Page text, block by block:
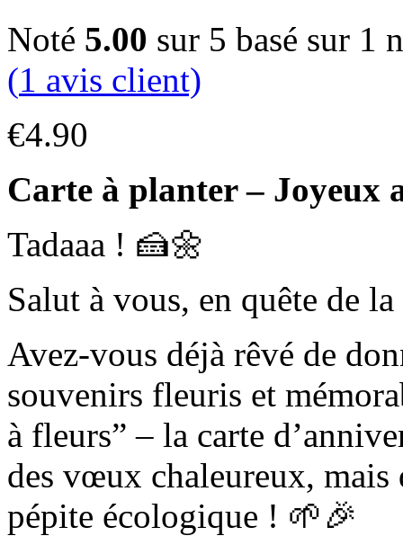
Noté 5.00 sur 5 basé sur 1
(1 avis client)
€4.90
Carte à planter – Joyeux
Tadaaa ! 🍰🌼
Salut à vous, en quête de
Avez-vous déjà rêvé de
souvenirs fleuris et
à fleurs” – la carte
des vœux chaleureux, mais
pépite écologique ! 🌱🎉